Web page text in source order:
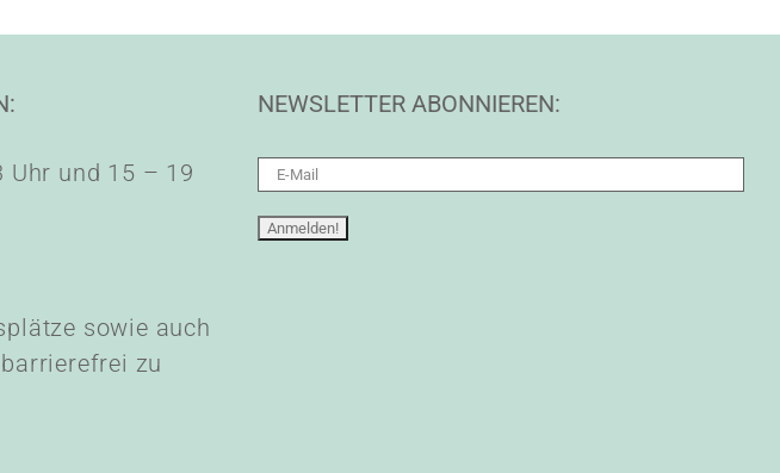
Uhr und 15 – 19
sowie auch
zu
NEWSLETTER ABONNIEREN: